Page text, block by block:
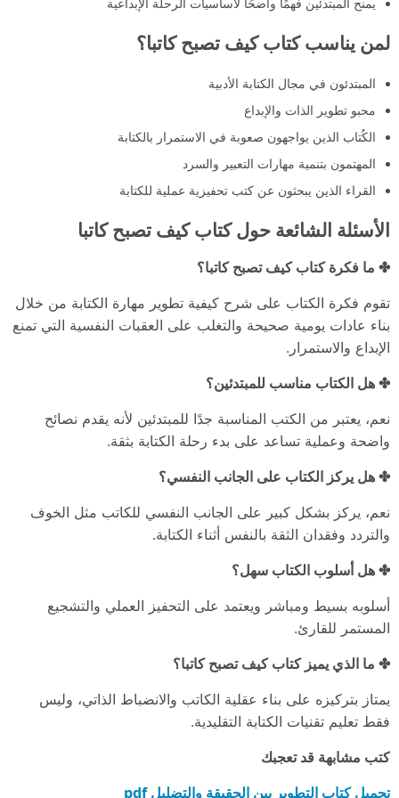
لمن يناسب كتاب كيف تصبح كاتبا؟
المبتدئون في مجال الكتابة الأدبية
محبو تطوير الذات والإبداع
الكُتاب الذين يواجهون صعوبة في الاستمرار بالكتابة
المهتمون بتنمية مهارات التعبير والسرد
القراء الذين يبحثون عن كتب تحفيزية عملية للكتابة
الأسئلة الشائعة حول كتاب كيف تصبح كاتبا
✤ ما فكرة كتاب كيف تصبح كاتبا؟
تقوم فكرة الكتاب على شرح كيفية تطوير مهارة الكتابة من خلال
بناء عادات يومية صحيحة والتغلب على العقبات النفسية التي تمنع
الإبداع والاستمرار.
✤ هل الكتاب مناسب للمبتدئين؟
نعم، يعتبر من الكتب المناسبة جدًا للمبتدئين لأنه يقدم نصائح
واضحة وعملية تساعد على بدء رحلة الكتابة بثقة.
✤ هل يركز الكتاب على الجانب النفسي؟
نعم، يركز بشكل كبير على الجانب النفسي للكاتب مثل الخوف
والتردد وفقدان الثقة بالنفس أثناء الكتابة.
✤ هل أسلوب الكتاب سهل؟
أسلوبه بسيط ومباشر ويعتمد على التحفيز العملي والتشجيع
المستمر للقارئ.
✤ ما الذي يميز كتاب كيف تصبح كاتبا؟
يمتاز بتركيزه على بناء عقلية الكاتب والانضباط الذاتي، وليس
فقط تعليم تقنيات الكتابة التقليدية.
كتب مشابهة قد تعجبك
تحميل كتاب التطوير بين الحقيقة والتضليل pdf